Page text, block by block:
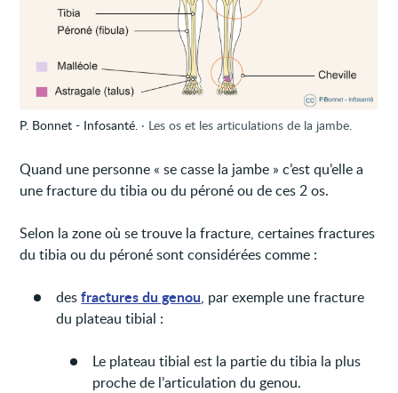
P. Bonnet - Infosanté. Les os et les articulations de la jambe.
Quand une personne « se casse la jambe » c’est qu’elle a
une fracture du tibia ou du péroné ou de ces 2 os.
Selon la zone où se trouve la fracture, certaines fractures
du tibia ou du péroné sont considérées comme :
desfractures du genou, par exemple une fracture
du plateau tibial :
Le plateau tibial est la partie du tibia la plus
proche de l’articulation du genou.